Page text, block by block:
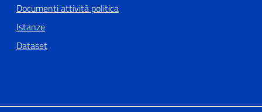
Documenti attività politica
Istanze
Dataset